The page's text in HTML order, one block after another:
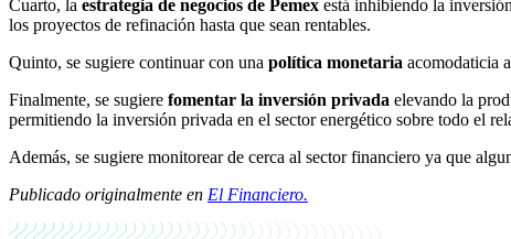
Cuarto, la estrategia de negocios de Pemex está inhibiendo la
los proyectos de refinación hasta que sean rentables.
Quinto, se sugiere continuar con una política monetaria acomodaticia
Finalmente, se sugiere fomentar la inversión privada elevando la
permitiendo la inversión privada en el sector energético sobre todo el
Además, se sugiere monitorear de cerca al sector financiero ya que
Publicado originalmente en El Financiero.